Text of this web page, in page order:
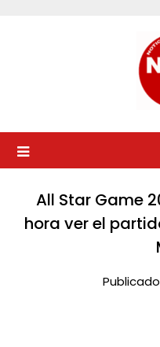
All Star Game
hora ver el